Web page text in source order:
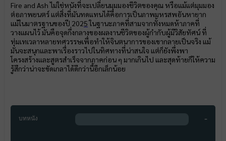
Fire and Ash ไม่ใช่หนังที่จะเปลี่ยนมุมมองชีวิตของคุณ หรือแม้แต่มุมมอง
ต่อภาพยนตร์ แต่สิ่งที่มันทดแทนได้คือการเป็นภาพมหรสพอันหายาก
แม้ในมาตรฐานของปี 2025ในฐานะภาคที่สามจากทั้งหมดห้าภาคที่
วางแผนไว้ มันคือจุดกึ่งกลางของผลงานชีวิตของผู้กำกับผู้มีวิสัยทัศน์ ที่
ทุ่มเทเวลาหลายทศวรรษเพื่อทำให้จินตนาการของเขากลายเป็นจริง แม้
มันจะสนุกและพาเรื่องราวไปในทิศทางที่น่าสนใจ แต่ก็ยังพึ่งพา
โครงสร้างและสูตรสำเร็จจากภาคก่อน ๆ มากเกินไป และสุดท้ายก็ให้ความ
รู้สึกว่าน่าจะขัดเกลาได้ดีกว่านี้อีกเล็กน้อย
บทหนัง -